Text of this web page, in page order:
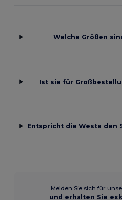
Welche Größen
Ist sie für
Entspricht die Weste den
Melden Sie sich für
und erhalten Sie